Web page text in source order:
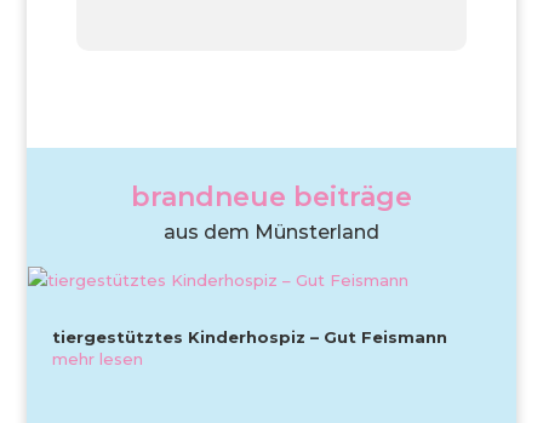
brandneue beiträge
aus dem Münsterland
tiergestütztes Kinderhospiz – Gut Feismann
mehr lesen